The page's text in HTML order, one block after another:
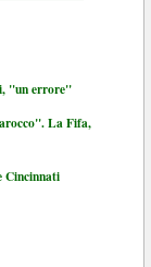
"un errore"
La Fifa,
Cincinnati